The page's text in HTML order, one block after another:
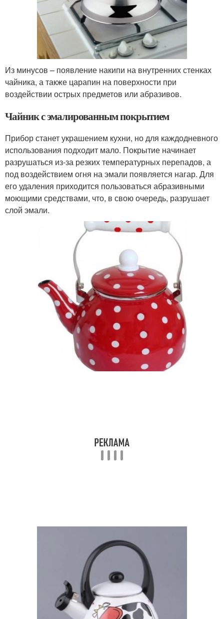
Из минусов – появление накипи на внутренних стенках
чайника, а также царапин на поверхности при
воздействии острых предметов или абразивов.
Чайник с эмалированным покрытием
Прибор станет украшением кухни, но для каждодневного
использования подходит мало. Покрытие начинает
разрушаться из-за резких температурных перепадов, а
под воздействием огня на эмали появляется нагар. Для
его удаления приходится пользоваться абразивными
моющими средствами, что, в свою очередь, разрушает
слой эмали.